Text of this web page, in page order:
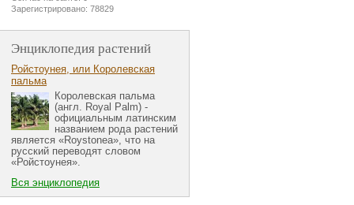
Зарегистрировано: 78829
Энциклопедия растений
Ройстоунея, или Королевская
пальма
Королевская пальма
(англ. Royal Palm) -
официальным латинским
названием рода растений
является «Roystonea», что на
русский переводят словом
«Ройстоунея».
Вся энциклопедия